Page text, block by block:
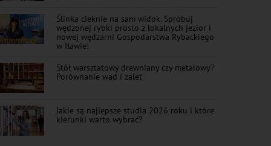
Ślinka cieknie na sam widok. Spróbuj
wędzonej rybki prosto z lokalnych jezior i
nowej wędzarni Gospodarstwa Rybackiego
w Iławie!
Stół warsztatowy drewniany czy metalowy?
Porównanie wad i zalet
Jakie są najlepsze studia 2026 roku i które
kierunki warto wybrać?